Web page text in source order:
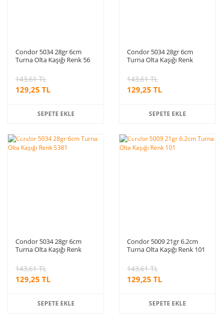
Condor 5034 28gr 6cm
Turna Olta Kaşığı Renk 56
129,25 TL
143,61 TL
SEPETE EKLE
Condor 5034 28gr 6cm
Turna Olta Kaşığı Renk
129,25 TL
143,61 TL
SEPETE EKLE
%10
Condor 5034 28gr 6cm
Turna Olta Kaşığı Renk
129,25 TL
143,61 TL
SEPETE EKLE
%10
Condor 5009 21gr 6.2cm
Turna Olta Kaşığı Renk 101
129,25 TL
143,61 TL
SEPETE EKLE